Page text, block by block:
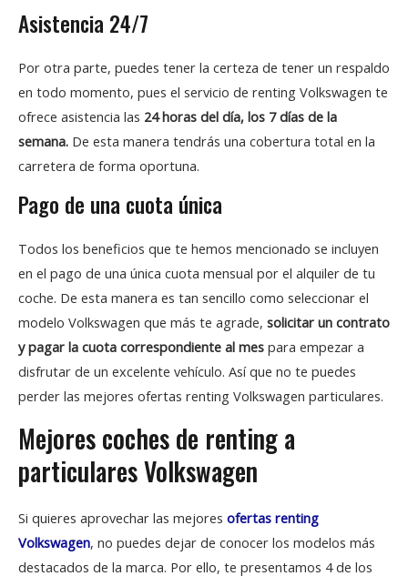
Asistencia 24/7
Por otra parte, puedes tener la certeza de tener un respaldo
en todo momento, pues el servicio de renting Volkswagen te
ofrece asistencia las 24 horas del día, los 7 días de la
semana. De esta manera tendrás una cobertura total en la
carretera de forma oportuna.
Pago de una cuota única
Todos los beneficios que te hemos mencionado se incluyen
en el pago de una única cuota mensual por el alquiler de tu
coche. De esta manera es tan sencillo como seleccionar el
modelo Volkswagen que más te agrade, solicitar un contrato
y pagar la cuota correspondiente al mes para empezar a
disfrutar de un excelente vehículo. Así que no te puedes
perder las mejores ofertas renting Volkswagen particulares.
Mejores coches de renting a
particulares Volkswagen
Si quieres aprovechar las mejores ofertas renting
Volkswagen, no puedes dejar de conocer los modelos más
destacados de la marca. Por ello, te presentamos 4 de los